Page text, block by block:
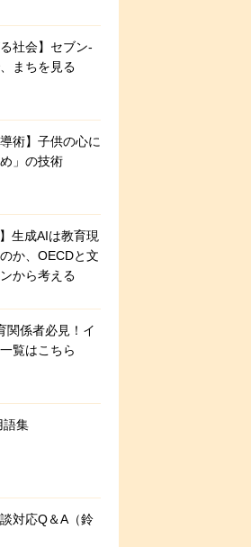
社会】セブン‐
まちを見る
術】子供の心に
」の技術
生成AIは教育現
か、OECDと文
から考える
関係者必見！イ
覧はこちら
語集
対応Q＆A（鈴